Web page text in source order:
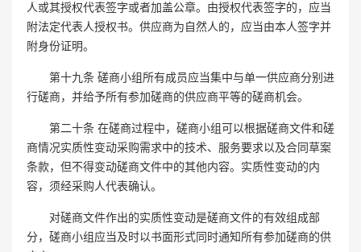
人或其授权代表签字或者加盖公章。由授权代表签字的，应当
附法定代表人授权书。供应商为自然人的，应当由本人签字并
附身份证明。
第十九条 磋商小组所有成员应当集中与单一供应商分别进
行磋商，并给予所有参加磋商的供应商平等的磋商机会。
第二十条 在磋商过程中，磋商小组可以根据磋商文件和磋
商情况实质性变动采购需求中的技术、服务要求以及合同草案
条款，但不得变动磋商文件中的其他内容。实质性变动的内
容，须经采购人代表确认。
对磋商文件作出的实质性变动是磋商文件的有效组成部
分，磋商小组应当及时以书面形式同时通知所有参加磋商的供